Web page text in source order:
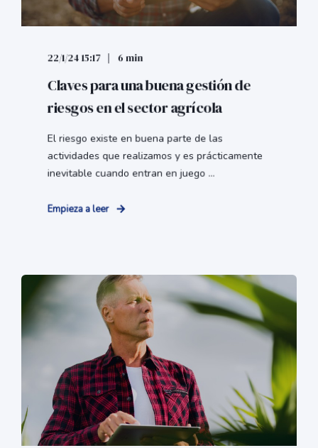
22/1/24 15:17 6 min
Claves para una buena gestión de
riesgos en el sector agrícola
El riesgo existe en buena parte de las
actividades que realizamos y es prácticamente
inevitable cuando entran en juego ...
Empieza a leer